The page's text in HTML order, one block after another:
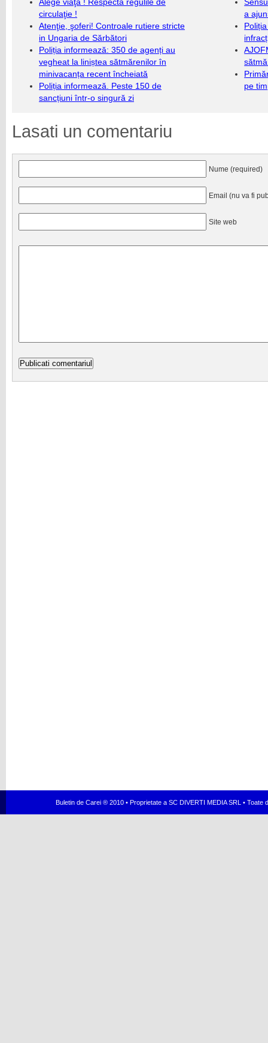
circulaţie !
Atenţie, şoferi! Controale rutiere stricte
in Ungaria de Sărbători
Poliția informează: 350 de agenți au
vegheat la liniștea sătmărenilor în
minivacanța recent încheiată
Poliția informează. Peste 150 de
sancțiuni într-o singură zi
a
pe
Lasati un comentariu
Nume (required)
Email (nu va fi
Site web
Buletin de Carei ® 2010 • Proprietate a SC DIVERTI MEDIA SRL •